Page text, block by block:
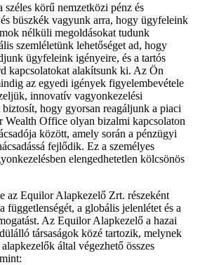
körű nemzetközi pénz és
büszkék vagyunk arra, hogy ügyfeleink
nélküli megoldásokat tudunk
szemléletünk lehetőséget ad, hogy
ügyfeleink igényeire, és a tartós
kapcsolatokat alakítsunk ki. Az Ön
az egyedi igények figyelembevétele
innovatív vagyonkezelési
hogy gyorsan reagáljunk a piaci
Wealth Office olyan bizalmi kapcsolaton
között, amely során a pénzügyi
fejlődik. Ez a személyes
elengedhetetlen kölcsönös
az Equilor Alapkezelő Zrt. részeként
a globális jelenlétet és a
Az Equilor Alapkezelő a hazai
társaságok közé tartozik, melynek
által végezhető összes